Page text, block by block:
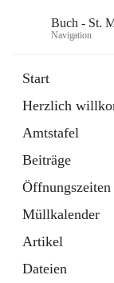
Buch - St.
Navigation
Start
Herzlich
Amtstafel
Beiträge
Öffnungszeiten
Müllkalender
Artikel
Dateien
11 Schnellzugriffe
Bürgerservice
10 Schnellzugriffe